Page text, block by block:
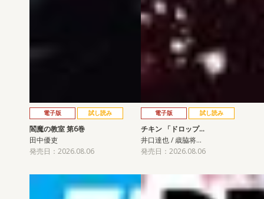
電子版 試し読み
閻魔の教室 第6巻
田中優吏
発売日：2026.08.06
電子版 試し読み
チキン 「ドロップ…
井口達也 / 歳脇将…
発売日：2026.08.06